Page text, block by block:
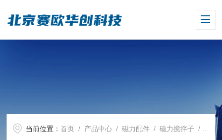
当前位置：首页 / 产品中心 /磁力配件 /磁力搅拌子 / 磁力搅拌子；Magnetic stirring bar10